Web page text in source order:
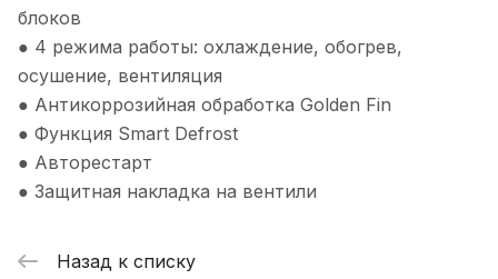
блоков
● 4 режима работы: охлаждение, обогрев,
осушение, вентиляция
● Антикоррозийная обработка Golden Fin
● Функция Smart Defrost
● Авторестарт
● Защитная накладка на вентили
Назад к списку